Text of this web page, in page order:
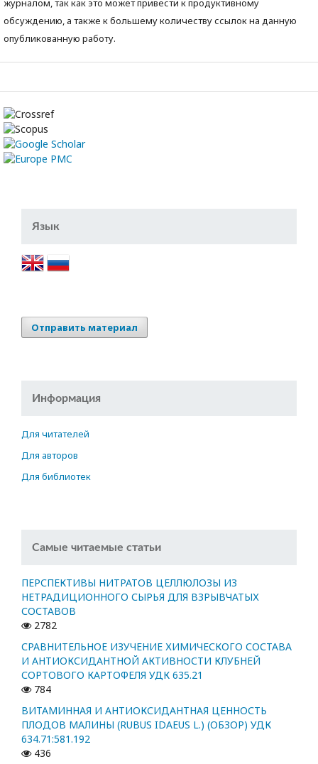
журналом, так как это может привести к продуктивному
обсуждению, а также к большему количеству ссылок на данную
опубликованную работу.
Язык
Отправить материал
Информация
Для читателей
Для авторов
Для библиотек
Самые читаемые статьи
ПЕРСПЕКТИВЫ НИТРАТОВ ЦЕЛЛЮЛОЗЫ ИЗ
НЕТРАДИЦИОННОГО СЫРЬЯ ДЛЯ ВЗРЫВЧАТЫХ
СОСТАВОВ
2782
СРАВНИТЕЛЬНОЕ ИЗУЧЕНИЕ ХИМИЧЕСКОГО СОСТАВА
И АНТИОКСИДАНТНОЙ АКТИВНОСТИ КЛУБНЕЙ
СОРТОВОГО КАРТОФЕЛЯ УДК 635.21
784
ВИТАМИННАЯ И АНТИОКСИДАНТНАЯ ЦЕННОСТЬ
ПЛОДОВ МАЛИНЫ (RUBUS IDAEUS L.) (ОБЗОР) УДК
634.71:581.192
436